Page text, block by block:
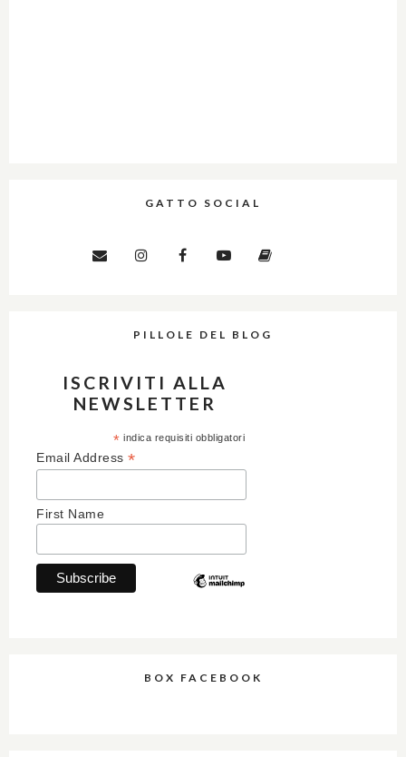
GATTO SOCIAL
PILLOLE DEL BLOG
ISCRIVITI ALLA
NEWSLETTER
* indica requisiti obbligatori
Email Address *
First Name
BOX FACEBOOK